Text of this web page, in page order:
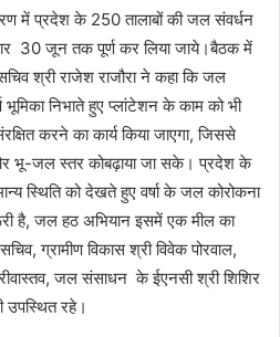
में प्रदेश के 250 तालाबों की जल संवर्धन
30 जून तक पूर्ण कर लिया जाये।बैठक में
श्री राजेश राजौरा ने कहा कि जल
निभाते हुए प्लांटेशन के काम को भी
करने का कार्य किया जाएगा, जिससे
भू-जल स्तर कोबढ़ाया जा सके। प्रदेश के
स्थिति को देखते हुए वर्षा के जल कोरोकना
है, जल हठ अभियान इसमें एक मील का
ग्रामीण विकास श्री विवेक पोरवाल,
जल संसाधन के ईएनसी श्री शिशिर
उपस्थित रहे।